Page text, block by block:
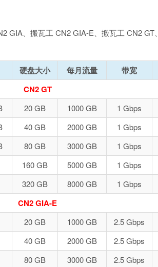
GIA、搬瓦工 CN2 GIA-E、搬瓦工 CN2
硬盘大小 每月流量 带宽
CN2 GT
20 GB 1000 GB 1 Gbps
40 GB 2000 GB 1 Gbps
80 GB 3000 GB 1 Gbps
160 GB 5000 GB 1 Gbps
320 GB 8000 GB 1 Gbps
CN2 GIA-E
20 GB 1000 GB 2.5 Gbps
40 GB 2000 GB 2.5 Gbps
80 GB 3000 GB 2.5 Gbps